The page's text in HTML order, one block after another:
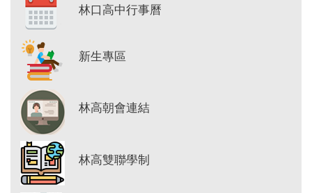
林口高中行事曆
新生專區
林高朝會連結
林高雙聯學制